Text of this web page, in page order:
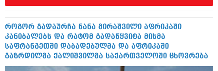
მედიცინა
სპორტი
კადრს მიღმა
კულინარია
კულინარია
ავტორჩევები
ბელადები
ბიზნესსიახლეები
როგორ გადაურჩა ნანა მირაშვილი აფრიკაში
კანიბალებს და რატომ გადაწყვიტა მისმა
საფრანგეთში დაბადებულმა და აფრიკაში
გაზრდილმა ქალიშვილმა საქართველოში ცხოვრება